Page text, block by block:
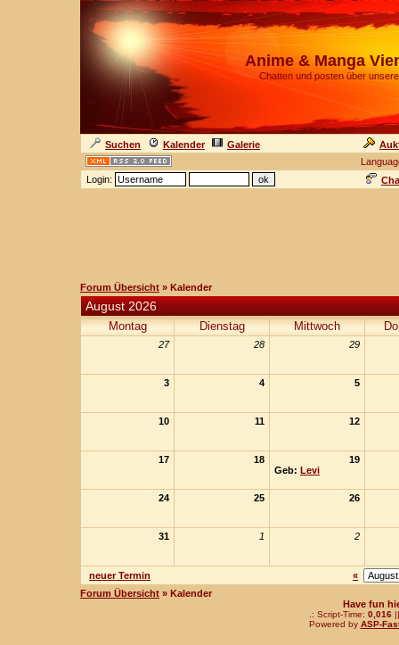
Anime & Manga
Chatten und posten über
Suchen Kalender Galerie
Login:
Forum Übersicht » Kalender
August 2026
Montag Dienstag Mittwoch
27 28 29
3 4 5
10 11 12
17 18
19
Geb: Levi
24 25 26
31 1 2
neuer Termin
«
Forum Übersicht » Kalender
Have fun
.: Script-Time: 0,016||
Powered by ASP-